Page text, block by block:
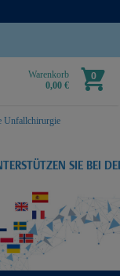
Warenkorb
0,00 €
0
Unfallchirurgie
SIE BEI